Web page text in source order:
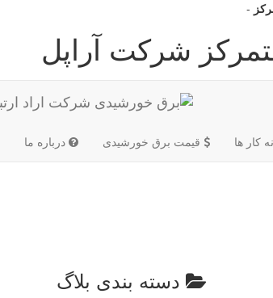
-
شرکت آراپل
درباره ما قیمت برق خورشیدی کار ها
دسته بندی بلاگ